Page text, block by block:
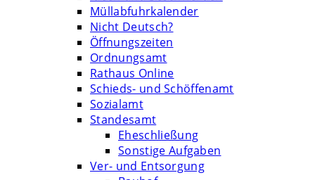
Müllabfuhrkalender
Nicht Deutsch?
Öffnungszeiten
Ordnungsamt
Rathaus Online
Schieds- und Schöffenamt
Sozialamt
Standesamt
Eheschließung
Sonstige Aufgaben
Ver- und Entsorgung